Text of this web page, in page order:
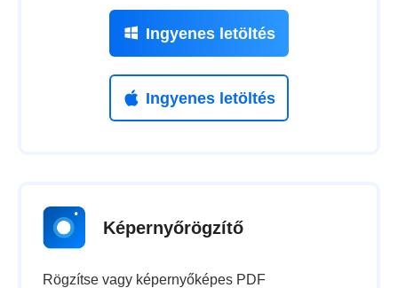
Ingyenes letöltés
Ingyenes letöltés
Képernyőrögzítő
Rögzítse vagy képernyőképes PDF